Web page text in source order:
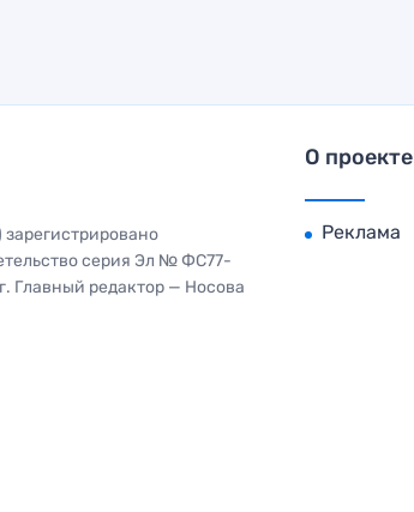
серия Эл № ФС77-
Главный редактор — Носова
О проекте
Реклама